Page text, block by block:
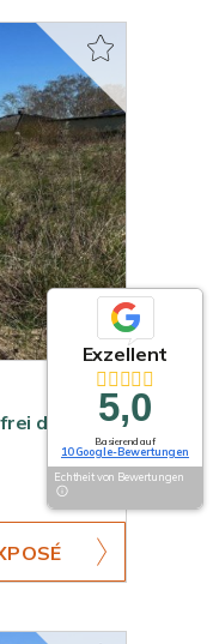
direkt
Exzellent
5,0
Basierend auf
10 Google-Bewertungen
Echtheit von Bewertungen